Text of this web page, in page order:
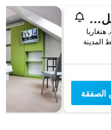
إم بي هوستل بودابيست